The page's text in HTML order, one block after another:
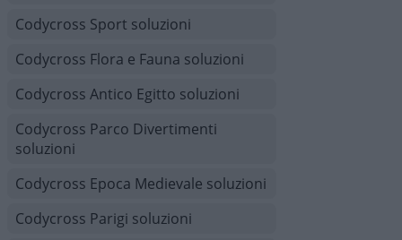
Codycross Sport soluzioni
Codycross Flora e Fauna soluzioni
Codycross Antico Egitto soluzioni
Codycross Parco Divertimenti
soluzioni
Codycross Epoca Medievale soluzioni
Codycross Parigi soluzioni